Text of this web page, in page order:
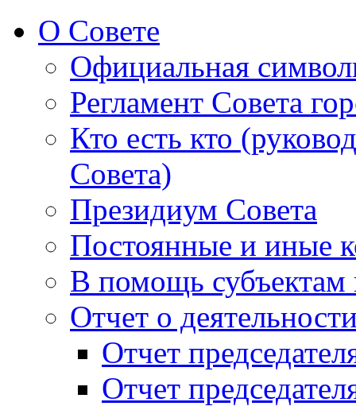
О Совете
Официальная
Регламент Совета
Кто есть кто
Совета)
Президиум Совета
Постоянные и иные
В помощь субъектам
Отчет о
Отчет
Отчет